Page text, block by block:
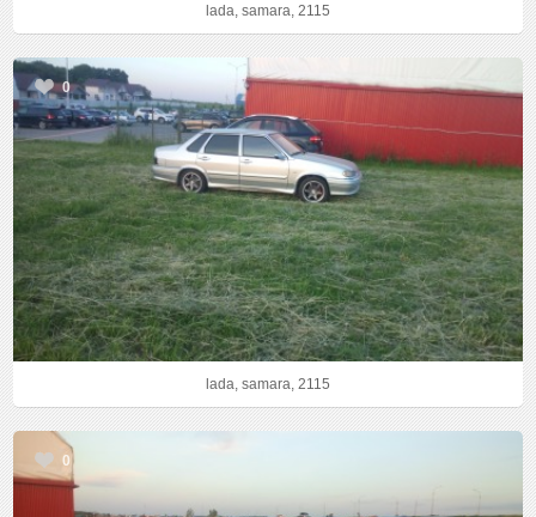
lada, samara, 2115
0
lada, samara, 2115
0